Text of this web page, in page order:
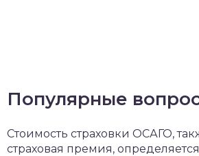
Популярные
Стоимость страховки ОСАГО,
страховая премия,